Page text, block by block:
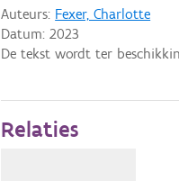
Auteurs: Fexer, Charlotte
Datum:2023
De tekst wordt ter
Relaties